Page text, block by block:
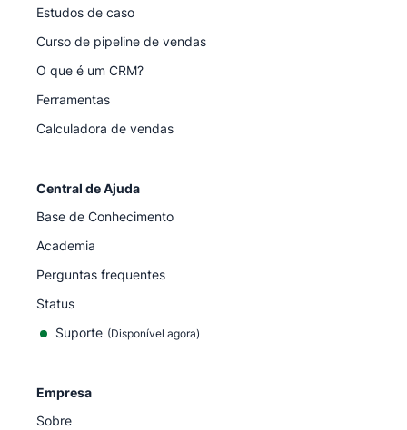
Estudos de caso
Curso de pipeline de vendas
O que é um CRM?
Ferramentas
Calculadora de vendas
Central de Ajuda
Base de Conhecimento
Academia
Perguntas frequentes
Status
Suporte (Disponível agora)
Empresa
Sobre